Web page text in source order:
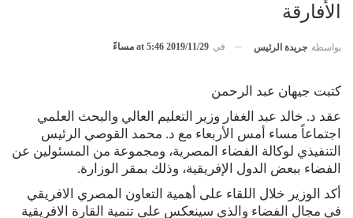
الأفارقة
بواسطة جريدة الرئيس في 2019/11/29 at 5:46 مساءً
كتبت جيهان عبد الرحمن
عقد د. خالد عبد الغفار وزير التعليم العالي والبحث العلمي
اجتماعاً مساء أمس الأربعاء مع د. محمد القوصي الرئيس
التنفيذي لوكالة الفضاء المصرية، ومجموعة من المسئولين عن
الفضاء ببعض الدول الإفريقية، وذلك بمقر الوزارة.
أكد الوزير خلال اللقاء على أهمية التعاون المصري الافريقي
في مجال الفضاء والذي سينعكس على تنمية القارة الافريقية